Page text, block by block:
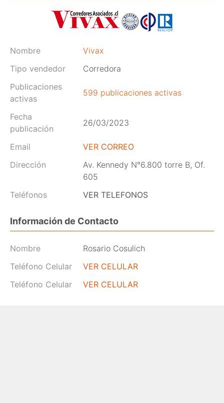
Nombre
Vivax
Tipo vendedor
Corredora
Publicaciones
activas
599 publicaciones activas
Fecha
publicación
26/03/2023
Email
VER CORREO
Dirección
Av. Kennedy N°6.800 torre B, Of.
605
Teléfonos
VER TELEFONOS
Información de Contacto
Nombre
Rosario Cosulich
Teléfono Celular
VER CELULAR
Teléfono Celular
VER CELULAR